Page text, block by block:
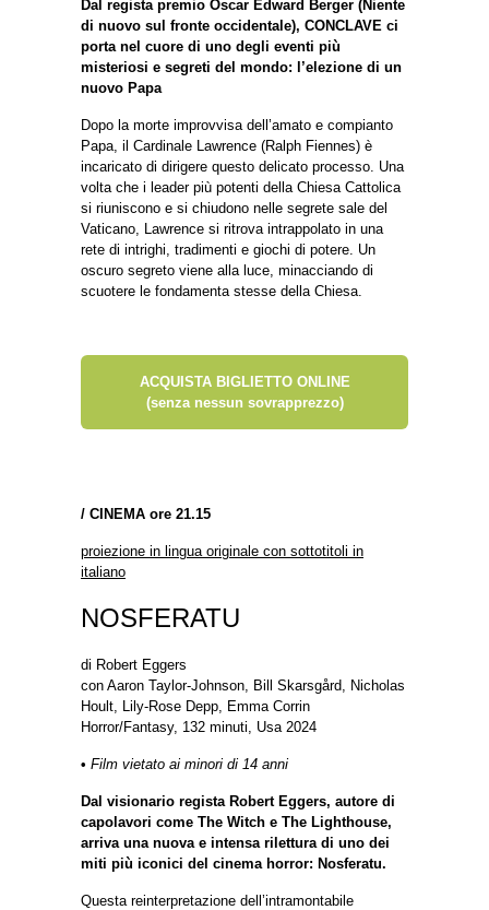
Dal regista premio Oscar Edward Berger (Niente
di nuovo sul fronte occidentale), CONCLAVE ci
porta nel cuore di uno degli eventi più
misteriosi e segreti del mondo: l’elezione di un
nuovo Papa
Dopo la morte improvvisa dell’amato e compianto
Papa, il Cardinale Lawrence (Ralph Fiennes) è
incaricato di dirigere questo delicato processo. Una
volta che i leader più potenti della Chiesa Cattolica
si riuniscono e si chiudono nelle segrete sale del
Vaticano, Lawrence si ritrova intrappolato in una
rete di intrighi, tradimenti e giochi di potere. Un
oscuro segreto viene alla luce, minacciando di
scuotere le fondamenta stesse della Chiesa.
ACQUISTA BIGLIETTO ONLINE
(senza nessun sovrapprezzo)
/ CINEMA ore 21.15
proiezione in lingua originale con sottotitoli in
italiano
NOSFERATU
di Robert Eggers
con Aaron Taylor-Johnson, Bill Skarsgård, Nicholas
Hoult, Lily-Rose Depp, Emma Corrin
Horror/Fantasy, 132 minuti, Usa 2024
• Film vietato ai minori di 14 anni
Dal visionario regista Robert Eggers, autore di
capolavori come The Witch e The Lighthouse,
arriva una nuova e intensa rilettura di uno dei
miti più iconici del cinema horror: Nosferatu.
Questa reinterpretazione dell’intramontabile